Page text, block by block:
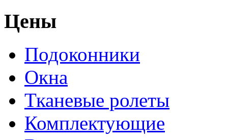
Цены
Подоконники
Окна
Тканевые ролеты
Комплектующие